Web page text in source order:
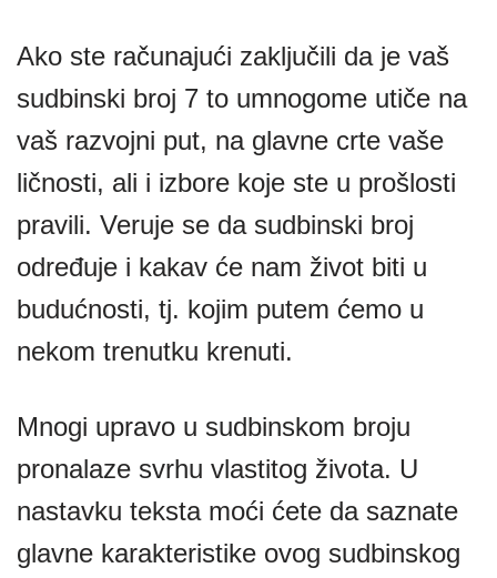
Ako ste računajući zaključili da je vaš
sudbinski broj 7 to umnogome utiče na
vaš razvojni put, na glavne crte vaše
ličnosti, ali i izbore koje ste u prošlosti
pravili. Veruje se da sudbinski broj
određuje i kakav će nam život biti u
budućnosti, tj. kojim putem ćemo u
nekom trenutku krenuti.
Mnogi upravo u sudbinskom broju
pronalaze svrhu vlastitog života. U
nastavku teksta moći ćete da saznate
glavne karakteristike ovog sudbinskog